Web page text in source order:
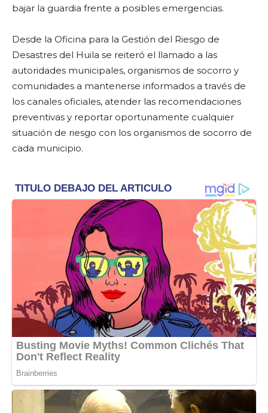
bajar la guardia frente a posibles emergencias.
Desde la Oficina para la Gestión del Riesgo de
Desastres del Huila se reiteró el llamado a las
autoridades municipales, organismos de socorro y
comunidades a mantenerse informados a través de
los canales oficiales, atender las recomendaciones
preventivas y reportar oportunamente cualquier
situación de riesgo con los organismos de socorro de
cada municipio.